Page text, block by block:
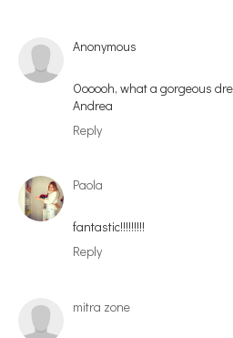
Anonymous
Oooooh, what a gorgeous
Andrea
Reply
Paola
fantastic!!!!!!!!!
Reply
mitra zone